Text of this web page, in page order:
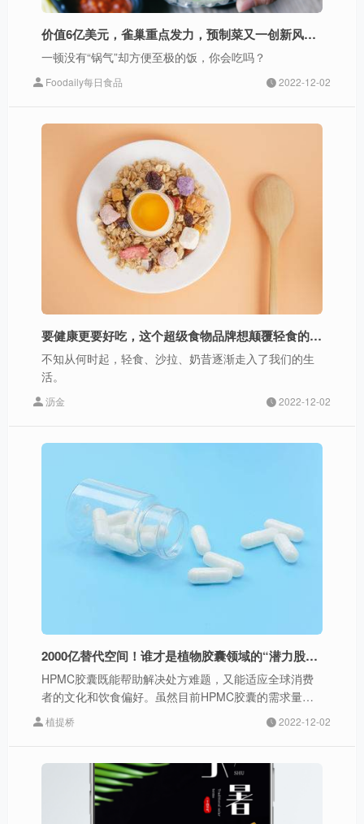
价值6亿美元，雀巢重点发力，预制菜又一创新风口来了？
一顿没有“锅气”却方便至极的饭，你会吃吗？
Foodaily每日食品 2022-12-02
要健康更要好吃，这个超级食物品牌想颠覆轻食的刻板印象
不知从何时起，轻食、沙拉、奶昔逐渐走入了我们的生
活。
沥金 2022-12-02
2000亿替代空间！谁才是植物胶囊领域的“潜力股”？
HPMC胶囊既能帮助解决处方难题，又能适应全球消费
者的文化和饮食偏好。虽然目前HPMC胶囊的需求量虽
然仍远低于明胶胶囊，但需求的增长速度要高于明胶胶
囊。
植提桥 2022-12-02